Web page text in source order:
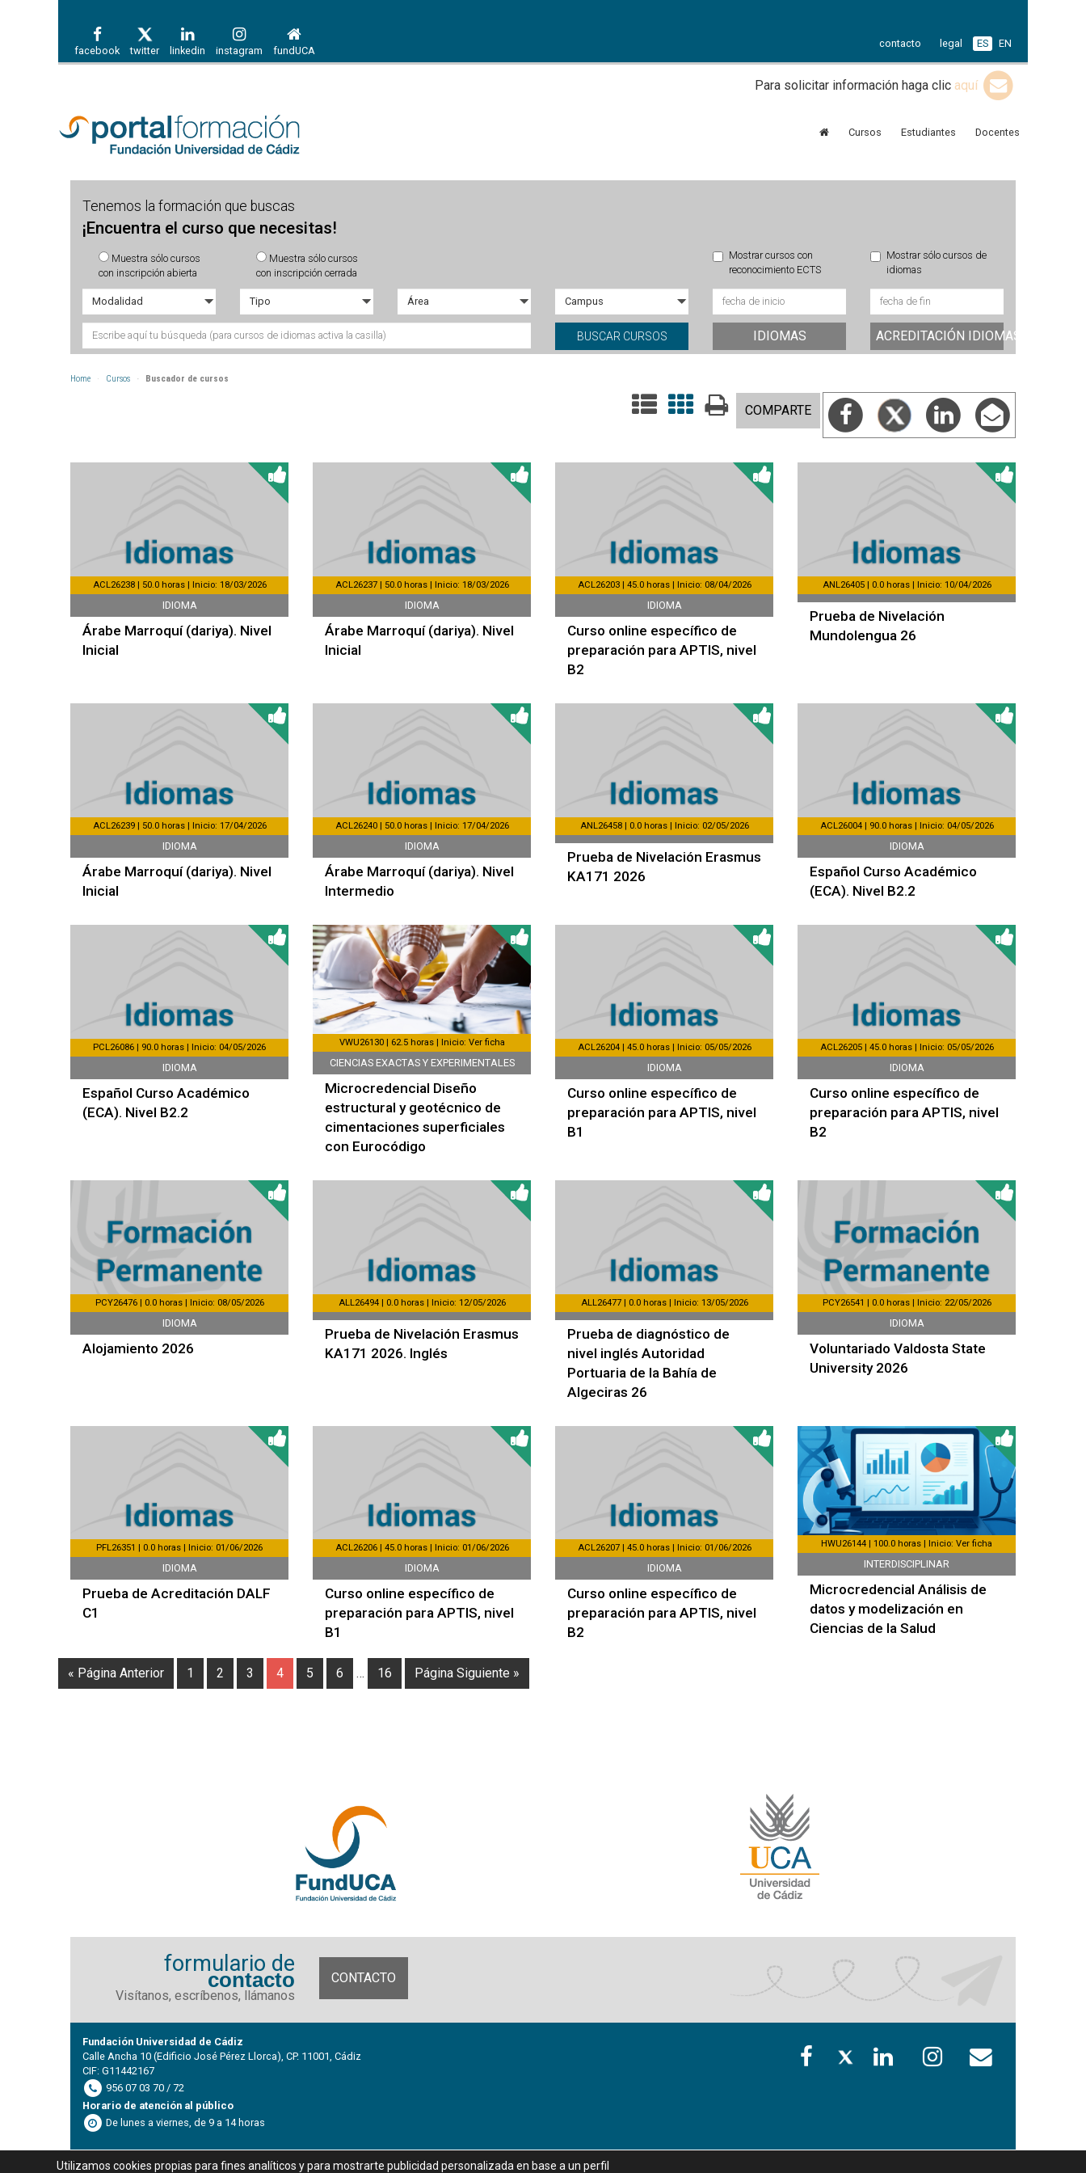
facebook twitter linkedin instagram fundUCA
contacto legal ES EN
Para solicitar información haga clic aquí
Cursos Estudiantes Docentes
Tenemos la formación que buscas
¡Encuentra el curso que necesitas!
Muestra sólo cursos
con inscripción abierta
Muestra sólo cursos
con inscripción cerrada
Mostrar cursos con
reconocimiento ECTS
Mostrar sólo cursos de
idiomas
IDIOMAS ACREDITACIÓN IDIOMAS
Home Cursos Buscador de cursos
COMPARTE
ACL26238 | 50.0 horas | Inicio: 18/03/2026
IDIOMA
Árabe Marroquí (dariya). Nivel
Inicial
ACL26237 | 50.0 horas | Inicio: 18/03/2026
IDIOMA
Árabe Marroquí (dariya). Nivel
Inicial
ACL26203 | 45.0 horas | Inicio: 08/04/2026
IDIOMA
Curso online específico de
preparación para APTIS, nivel
B2
ANL26405 | 0.0 horas | Inicio: 10/04/2026
Prueba de Nivelación
Mundolengua 26
ACL26239 | 50.0 horas | Inicio: 17/04/2026
IDIOMA
Árabe Marroquí (dariya). Nivel
Inicial
ACL26240 | 50.0 horas | Inicio: 17/04/2026
IDIOMA
Árabe Marroquí (dariya). Nivel
Intermedio
ANL26458 | 0.0 horas | Inicio: 02/05/2026
Prueba de Nivelación Erasmus
KA171 2026
ACL26004 | 90.0 horas | Inicio: 04/05/2026
IDIOMA
Español Curso Académico
(ECA). Nivel B2.2
PCL26086 | 90.0 horas | Inicio: 04/05/2026
IDIOMA
Español Curso Académico
(ECA). Nivel B2.2
VWU26130 | 62.5 horas | Inicio: Ver ficha
CIENCIAS EXACTAS Y EXPERIMENTALES
Microcredencial Diseño
estructural y geotécnico de
cimentaciones superficiales
con Eurocódigo
ACL26204 | 45.0 horas | Inicio: 05/05/2026
IDIOMA
Curso online específico de
preparación para APTIS, nivel
B1
ACL26205 | 45.0 horas | Inicio: 05/05/2026
IDIOMA
Curso online específico de
preparación para APTIS, nivel
B2
PCY26476 | 0.0 horas | Inicio: 08/05/2026
IDIOMA
Alojamiento 2026
ALL26494 | 0.0 horas | Inicio: 12/05/2026
Prueba de Nivelación Erasmus
KA171 2026. Inglés
ALL26477 | 0.0 horas | Inicio: 13/05/2026
Prueba de diagnóstico de
nivel inglés Autoridad
Portuaria de la Bahía de
Algeciras 26
PCY26541 | 0.0 horas | Inicio: 22/05/2026
IDIOMA
Voluntariado Valdosta State
University 2026
PFL26351 | 0.0 horas | Inicio: 01/06/2026
IDIOMA
Prueba de Acreditación DALF
C1
ACL26206 | 45.0 horas | Inicio: 01/06/2026
IDIOMA
Curso online específico de
preparación para APTIS, nivel
B1
ACL26207 | 45.0 horas | Inicio: 01/06/2026
IDIOMA
Curso online específico de
preparación para APTIS, nivel
B2
HWU26144 | 100.0 horas | Inicio: Ver ficha
INTERDISCIPLINAR
Microcredencial Análisis de
datos y modelización en
Ciencias de la Salud
« Página Anterior 1 2 3 4 5 6 … 16 Página Siguiente »
formulario de
contacto
Visítanos, escríbenos, llámanos
CONTACTO
Fundación Universidad de Cádiz
Calle Ancha 10 (Edificio José Pérez Llorca), CP. 11001, Cádiz
CIF: G11442167
956 07 03 70 / 72
Horario de atención al público
De lunes a viernes, de 9 a 14 horas
Utilizamos cookies propias para fines analíticos y para mostrarte publicidad personalizada en base a un perfil